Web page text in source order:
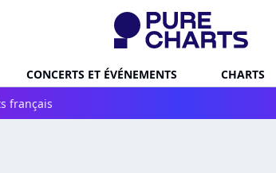
CONCERTS ET ÉVÉNEMENTS CHARTS
français